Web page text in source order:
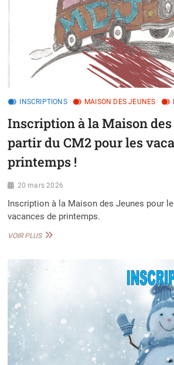
INSCRIPTIONS MAISON DES JEUNES
Inscription à la Maison
partir du CM2 pour les
printemps !
20 mars 2026
Inscription à la Maison des Jeunes pour
vacances de printemps.
VOIR PLUSINSCRIPTION
LES
VACANCES